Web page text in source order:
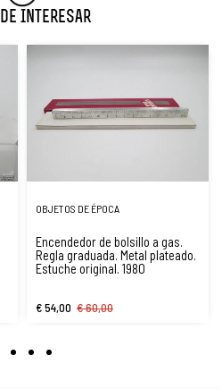
Interesar
OBJETOS DE ÉPOCA
Encendedor de bolsillo a gas.
Regla graduada. Metal plateado.
Estuche original. 1980
€ 54,00 € 60,00